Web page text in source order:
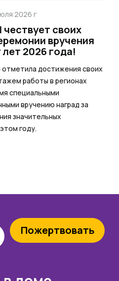
2026 г
своих
вручения
лет 2026 года!
отметила достижения своих
работы в регионах
специальными
вручению наград за
значительных
году.
Пожертвовать